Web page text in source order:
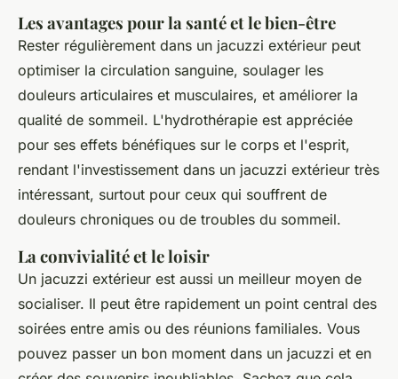
Les avantages pour la santé et le bien-être
Rester régulièrement dans un jacuzzi extérieur peut
optimiser la circulation sanguine, soulager les
douleurs articulaires et musculaires, et améliorer la
qualité de sommeil. L'hydrothérapie est appréciée
pour ses effets bénéfiques sur le corps et l'esprit,
rendant l'investissement dans un jacuzzi extérieur très
intéressant, surtout pour ceux qui souffrent de
douleurs chroniques ou de troubles du sommeil.
La convivialité et le loisir
Un jacuzzi extérieur est aussi un meilleur moyen de
socialiser. Il peut être rapidement un point central des
soirées entre amis ou des réunions familiales. Vous
pouvez passer un bon moment dans un jacuzzi et en